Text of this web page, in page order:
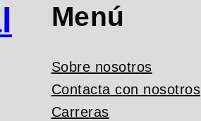
Menú
Sobre nosotros
Contacta con nosotros
Carreras